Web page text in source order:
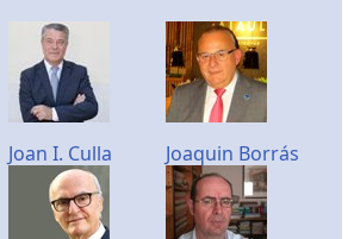
Joan I. Culla Joaquin Borrás